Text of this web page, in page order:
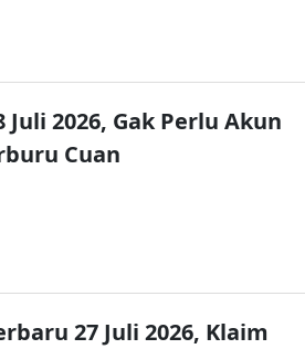
2026, Gak Perlu Akun
Cuan
27 Juli 2026, Klaim